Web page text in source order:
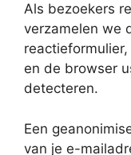
Als bezoekers
verzamelen we
en de browser
detecteren.
Een
van je e-